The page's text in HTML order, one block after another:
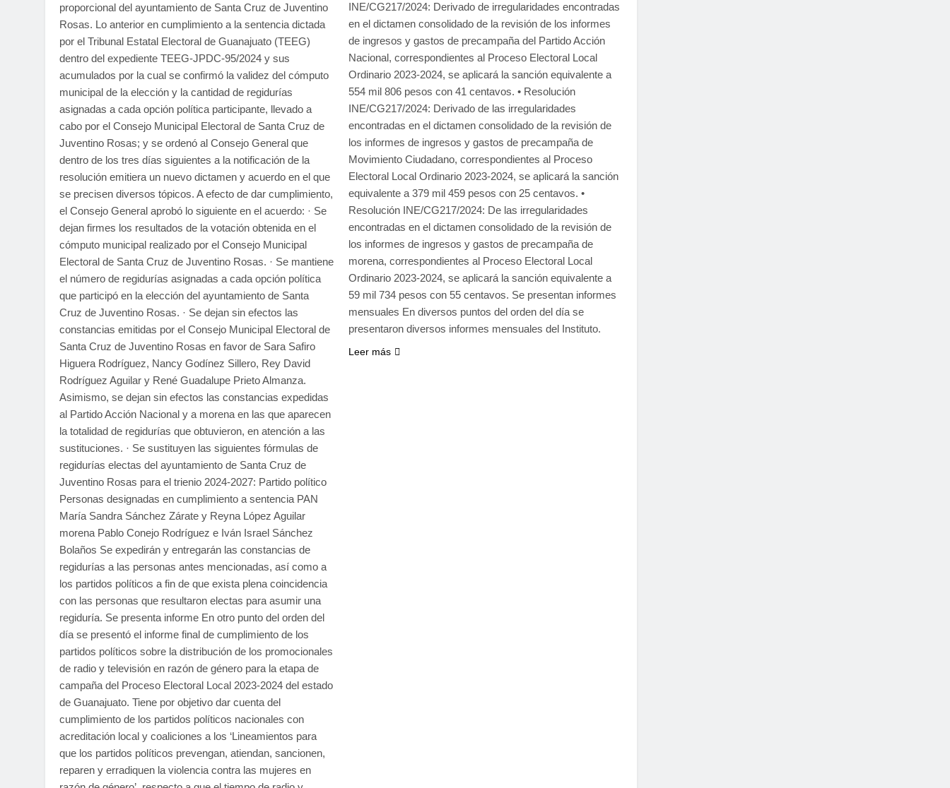
proporcional del ayuntamiento de Santa Cruz de Juventino
Rosas. Lo anterior en cumplimiento a la sentencia dictada
por el Tribunal Estatal Electoral de Guanajuato (TEEG)
dentro del expediente TEEG-JPDC-95/2024 y sus
acumulados por la cual se confirmó la validez del cómputo
municipal de la elección y la cantidad de regidurías
asignadas a cada opción política participante, llevado a
cabo por el Consejo Municipal Electoral de Santa Cruz de
Juventino Rosas; y se ordenó al Consejo General que
dentro de los tres días siguientes a la notificación de la
resolución emitiera un nuevo dictamen y acuerdo en el que
se precisen diversos tópicos. A efecto de dar cumplimiento,
el Consejo General aprobó lo siguiente en el acuerdo: · Se
dejan firmes los resultados de la votación obtenida en el
cómputo municipal realizado por el Consejo Municipal
Electoral de Santa Cruz de Juventino Rosas. · Se mantiene
el número de regidurías asignadas a cada opción política
que participó en la elección del ayuntamiento de Santa
Cruz de Juventino Rosas. · Se dejan sin efectos las
constancias emitidas por el Consejo Municipal Electoral de
Santa Cruz de Juventino Rosas en favor de Sara Safiro
Higuera Rodríguez, Nancy Godínez Sillero, Rey David
Rodríguez Aguilar y René Guadalupe Prieto Almanza.
Asimismo, se dejan sin efectos las constancias expedidas
al Partido Acción Nacional y a morena en las que aparecen
la totalidad de regidurías que obtuvieron, en atención a las
sustituciones. · Se sustituyen las siguientes fórmulas de
regidurías electas del ayuntamiento de Santa Cruz de
Juventino Rosas para el trienio 2024-2027: Partido político
Personas designadas en cumplimiento a sentencia PAN
María Sandra Sánchez Zárate y Reyna López Aguilar
morena Pablo Conejo Rodríguez e Iván Israel Sánchez
Bolaños Se expedirán y entregarán las constancias de
regidurías a las personas antes mencionadas, así como a
los partidos políticos a fin de que exista plena coincidencia
con las personas que resultaron electas para asumir una
regiduría. Se presenta informe En otro punto del orden del
día se presentó el informe final de cumplimiento de los
partidos políticos sobre la distribución de los promocionales
de radio y televisión en razón de género para la etapa de
campaña del Proceso Electoral Local 2023-2024 del estado
de Guanajuato. Tiene por objetivo dar cuenta del
cumplimiento de los partidos políticos nacionales con
acreditación local y coaliciones a los ‘Lineamientos para
que los partidos políticos prevengan, atiendan, sancionen,
reparen y erradiquen la violencia contra las mujeres en
INE/CG217/2024: Derivado de irregularidades encontradas
en el dictamen consolidado de la revisión de los informes
de ingresos y gastos de precampaña del Partido Acción
Nacional, correspondientes al Proceso Electoral Local
Ordinario 2023-2024, se aplicará la sanción equivalente a
554 mil 806 pesos con 41 centavos. • Resolución
INE/CG217/2024: Derivado de las irregularidades
encontradas en el dictamen consolidado de la revisión de
los informes de ingresos y gastos de precampaña de
Movimiento Ciudadano, correspondientes al Proceso
Electoral Local Ordinario 2023-2024, se aplicará la sanción
equivalente a 379 mil 459 pesos con 25 centavos. •
Resolución INE/CG217/2024: De las irregularidades
encontradas en el dictamen consolidado de la revisión de
los informes de ingresos y gastos de precampaña de
morena, correspondientes al Proceso Electoral Local
Ordinario 2023-2024, se aplicará la sanción equivalente a
59 mil 734 pesos con 55 centavos. Se presentan informes
mensuales En diversos puntos del orden del día se
presentaron diversos informes mensuales del Instituto.
Leer más